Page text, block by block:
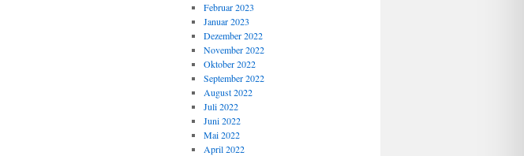
Februar 2023
Januar 2023
Dezember 2022
November 2022
Oktober 2022
September 2022
August 2022
Juli 2022
Juni 2022
Mai 2022
April 2022